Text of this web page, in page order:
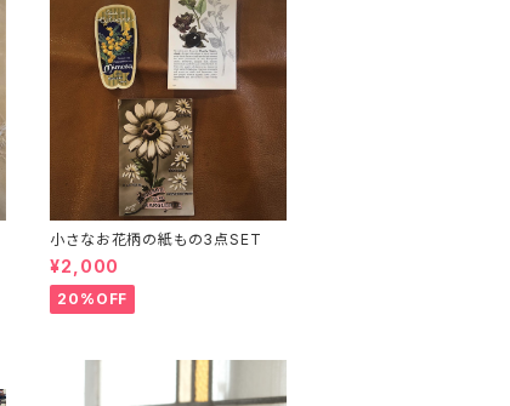
小さなお花柄の紙もの3点SET
¥2,000
20%OFF